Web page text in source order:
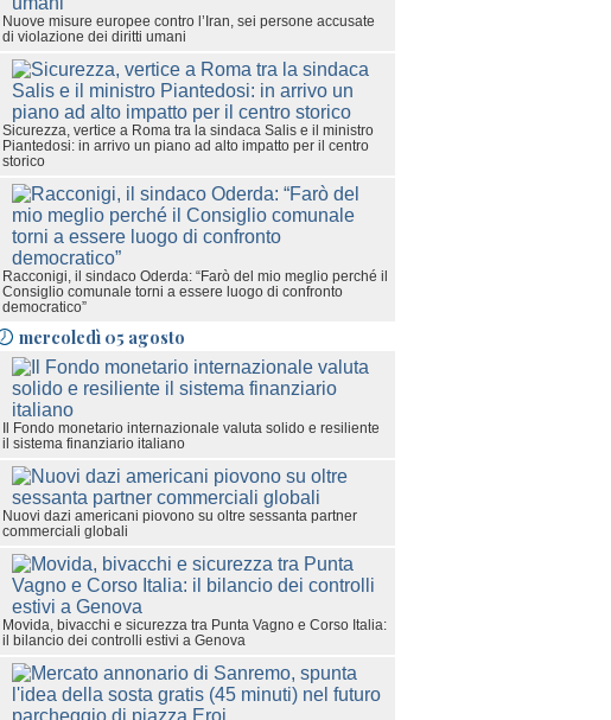
Nuove misure europee contro l’Iran, sei persone accusate
di violazione dei diritti umani
Sicurezza, vertice a Roma tra la sindaca Salis e il ministro
Piantedosi: in arrivo un piano ad alto impatto per il centro
storico
Racconigi, il sindaco Oderda: “Farò del mio meglio perché il
Consiglio comunale torni a essere luogo di confronto
democratico”
mercoledì 05 agosto
Il Fondo monetario internazionale valuta solido e resiliente
il sistema finanziario italiano
Nuovi dazi americani piovono su oltre sessanta partner
commerciali globali
Movida, bivacchi e sicurezza tra Punta Vagno e Corso Italia:
il bilancio dei controlli estivi a Genova